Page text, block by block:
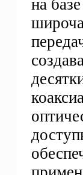
на